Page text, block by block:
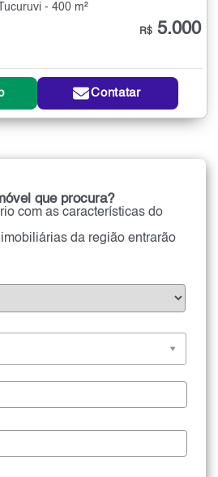
- 400 m²
R$ 5.000
Contatar
que procura?
com as características do
da região entrarão